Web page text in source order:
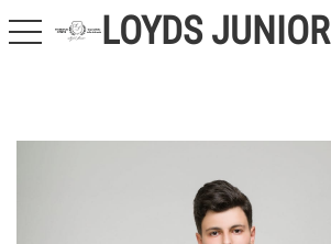
LOYDS JUNIOR
toggle navigation